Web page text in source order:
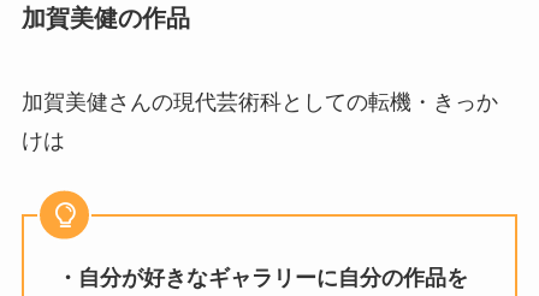
加賀美健の作品
加賀美健さんの現代芸術科としての転機・きっか
けは
・自分が好きなギャラリーに自分の作品を